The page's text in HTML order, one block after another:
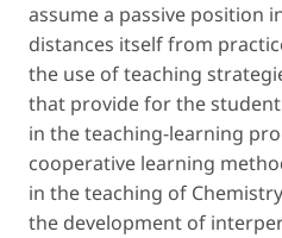
assume a passive position
distances itself from
the use of teaching
that provide for the
in the teaching-learning
cooperative learning
in the teaching of
the development of